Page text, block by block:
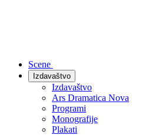
Scene
Izdavaštvo
Izdavaštvo
Ars Dramatica Nova
Programi
Monografije
Plakati